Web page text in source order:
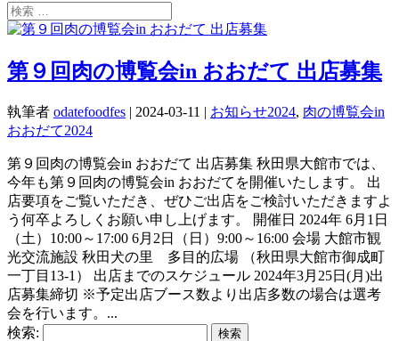
第９回肉の博覧会in おおだて 出店募集
執筆者 odatefoodfes | 2024-03-11 | お知らせ2024, 肉の博覧会in
おおだて2024
第９回肉の博覧会in おおだて 出店募集 秋田県大館市では、
今年も第９回肉の博覧会in おおだてを開催いたします。 出
店要項をご覧いただき、ぜひご出店をご検討いただきますよ
う何卒よろしくお願い申し上げます。 開催日 2024年 6月1日
（土）10:00～17:00 6月2日（日）9:00～16:00 会場 大館市観
光交流施設 秋田犬の里 多目的広場 （秋田県大館市御成町
一丁目13-1） 出店までのスケジュール 2024年3月25日(月)出
店募集締切 ※予定出店ブース数より出店多数の場合は選考
会を行います。...
検索: